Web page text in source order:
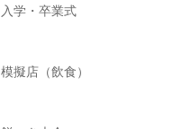
入学・卒業式
模擬店（飲食）